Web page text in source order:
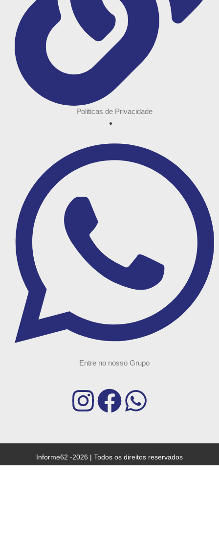
Politicas de Privacidade
Entre no nosso Grupo
Informe62 -2026 | Todos os direitos reservados